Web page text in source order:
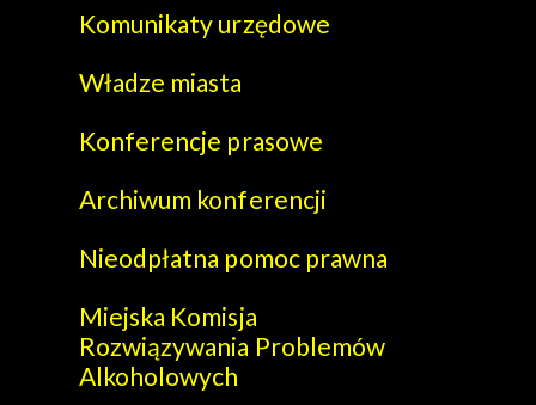
Komunikaty urzędowe
Władze miasta
Konferencje prasowe
Archiwum konferencji
Nieodpłatna pomoc prawna
Miejska Komisja
Rozwiązywania Problemów
Alkoholowych